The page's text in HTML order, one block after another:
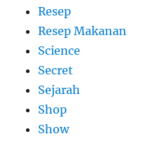
Resep
Resep Makanan
Science
Secret
Sejarah
Shop
Show